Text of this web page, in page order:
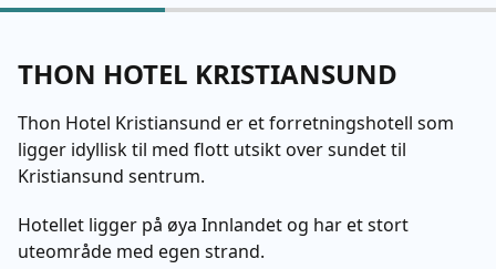
THON HOTEL KRISTIANSUND
Thon Hotel Kristiansund er et forretningshotell som
ligger idyllisk til med flott utsikt over sundet til
Kristiansund sentrum.
Hotellet ligger på øya Innlandet og har et stort
uteområde med egen strand.